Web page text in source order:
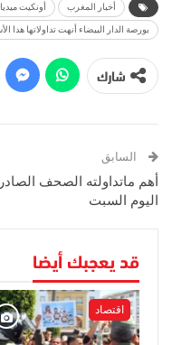
أخبار المغرب أونكيت ميديا 24
بورصة الدار البيضاء أنهت تداولاتها هدا
شارك
السابق
أهم ماتداولته الصحف
اليوم السبت
قد يعجبك أيضا
اقتصاد